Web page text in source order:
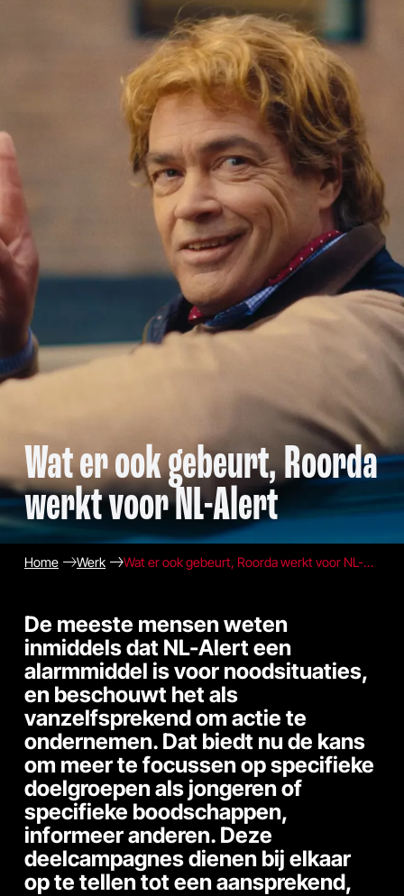
Wat er ook gebeurt, Roorda
werkt voor NL-Alert
Home Werk Wat er ook gebeurt, Roorda werkt voor NL-Alert
De meeste mensen weten
inmiddels dat NL-Alert een
alarmmiddel is voor noodsituaties,
en beschouwt het als
vanzelfsprekend om actie te
ondernemen. Dat biedt nu de kans
om meer te focussen op specifieke
doelgroepen als jongeren of
specifieke boodschappen,
informeer anderen. Deze
deelcampagnes dienen bij elkaar
op te tellen tot een aansprekend,